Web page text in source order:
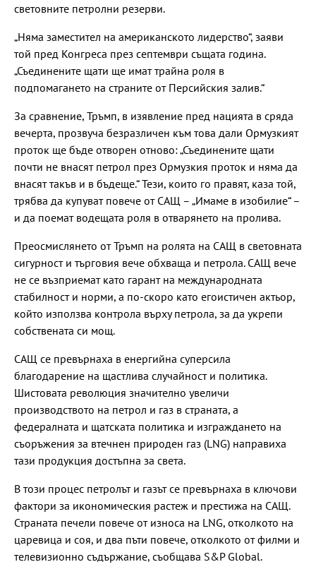
световните петролни резерви.
„Няма заместител на американското лидерство“, заяви
той пред Конгреса през септември същата година.
„Съединените щати ще имат трайна роля в
подпомагането на страните от Персийския залив.“
За сравнение, Тръмп, в изявление пред нацията в сряда
вечерта, прозвуча безразличен към това дали Ормузкият
проток ще бъде отворен отново: „Съединените щати
почти не внасят петрол през Ормузкия проток и няма да
внасят такъв и в бъдеще.“ Тези, които го правят, каза той,
трябва да купуват повече от САЩ – „Имаме в изобилие“ –
и да поемат водещата роля в отварянето на пролива.
Преосмислянето от Тръмп на ролята на САЩ в световната
сигурност и търговия вече обхваща и петрола. САЩ вече
не се възприемат като гарант на международната
стабилност и норми, а по-скоро като егоистичен актьор,
който използва контрола върху петрола, за да укрепи
собствената си мощ.
САЩ се превърнаха в енергийна суперсила
благодарение на щастлива случайност и политика.
Шистовата революция значително увеличи
производството на петрол и газ в страната, а
федералната и щатската политика и изграждането на
съоръжения за втечнен природен газ (LNG) направиха
тази продукция достъпна за света.
В този процес петролът и газът се превърнаха в ключови
фактори за икономическия растеж и престижа на САЩ.
Страната печели повече от износа на LNG, отколкото на
царевица и соя, и два пъти повече, отколкото от филми и
телевизионно съдържание, съобщава S&P Global.